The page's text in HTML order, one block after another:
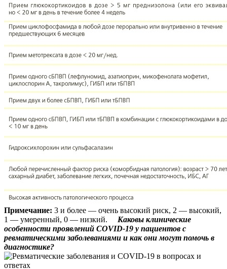
Примечание: 3 и более — очень высокий риск, 2 — высокий,
1 — умеренный, 0 — низкий. Каковы клинические
особенности проявлений COVID-19 у пациентов с
ревматическими заболеваниями и как они могут помочь в
диагностике?